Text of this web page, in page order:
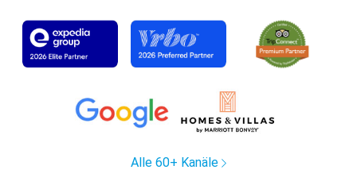
Alle 60+ Kanäle